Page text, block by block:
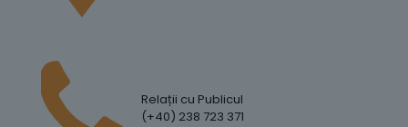
Relații cu Publicul
(+40) 238 723 371